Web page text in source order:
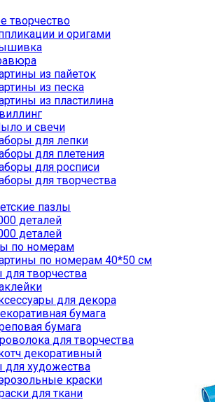
творчество
и оригами
из пайеток
из песка
из пластилина
и свечи
для лепки
для плетения
для росписи
для творчества
пазлы
деталей
деталей
по номерам
по номерам 40*50 см
для творчества
для декора
бумага
бумага
для творчества
декоративный
для художества
краски
для ткани